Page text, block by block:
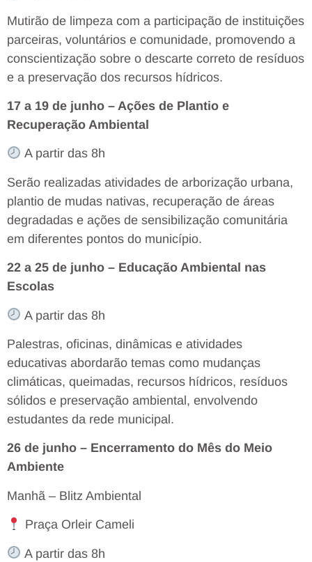
Mutirão de limpeza com a participação de instituições
parceiras, voluntários e comunidade, promovendo a
conscientização sobre o descarte correto de resíduos
e a preservação dos recursos hídricos.
17 a 19 de junho – Ações de Plantio e
Recuperação Ambiental
A partir das 8h
Serão realizadas atividades de arborização urbana,
plantio de mudas nativas, recuperação de áreas
degradadas e ações de sensibilização comunitária
em diferentes pontos do município.
22 a 25 de junho – Educação Ambiental nas
Escolas
A partir das 8h
Palestras, oficinas, dinâmicas e atividades
educativas abordarão temas como mudanças
climáticas, queimadas, recursos hídricos, resíduos
sólidos e preservação ambiental, envolvendo
estudantes da rede municipal.
26 de junho – Encerramento do Mês do Meio
Ambiente
Manhã – Blitz Ambiental
Praça Orleir Cameli
A partir das 8h